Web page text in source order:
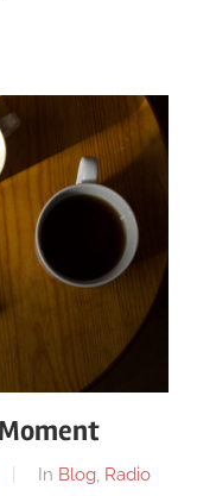
In Blog, Radio